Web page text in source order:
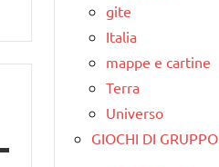
gite
Italia
mappe e cartine
Terra
Universo
GIOCHI DI GRUPPO